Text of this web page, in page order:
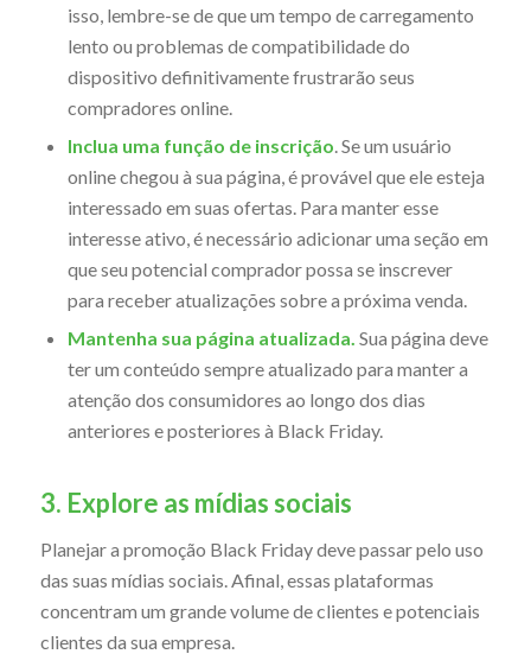
isso, lembre-se de que um tempo de carregamento
lento ou problemas de compatibilidade do
dispositivo definitivamente frustrarão seus
compradores online.
Inclua uma função de inscrição. Se um usuário
online chegou à sua página, é provável que ele esteja
interessado em suas ofertas. Para manter esse
interesse ativo, é necessário adicionar uma seção em
que seu potencial comprador possa se inscrever
para receber atualizações sobre a próxima venda.
Mantenha sua página atualizada. Sua página deve
ter um conteúdo sempre atualizado para manter a
atenção dos consumidores ao longo dos dias
anteriores e posteriores à Black Friday.
3. Explore as mídias sociais
Planejar a promoção Black Friday deve passar pelo uso
das suas mídias sociais. Afinal, essas plataformas
concentram um grande volume de clientes e potenciais
clientes da sua empresa.